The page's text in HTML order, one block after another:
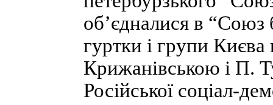
об’єдналися в “Союз
гуртки і групи
Крижанівською і П.
Російської соціал-